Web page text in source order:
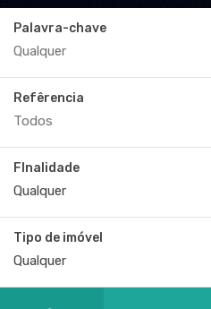
Palavra-chave
Refêrencia
FInalidade
Qualquer
Tipo de imóvel
Qualquer